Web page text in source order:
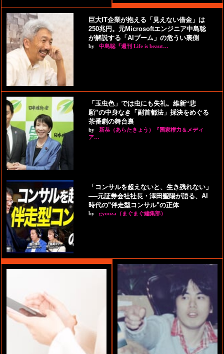
巨大IT企業が抱える「見えない借金」は
250兆円。元Microsoftエンジニア中島聡
が解説する「AIブーム」の危うい裏側
by 中島聡『週刊 Life is beaut…
「玉虫色」では虫にも失礼。維新“悲
願”の中身なき「副首都法」採決をめぐる
茶番劇の舞台裏
by
新恭（あらたきょう）『国家権力＆メディ
ア…
「コンサルを超えないと、生き残れない」
──元証券会社社長・澤田聖陽が語る、AI
時代の"伴走型コンサル"の正体
by gyouza（まぐまぐ編集部）